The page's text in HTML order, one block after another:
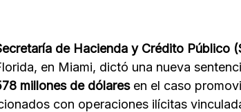
de Hacienda y Crédito Público
en Miami, dictó una nueva
millones de dólaresen el caso
con operaciones ilícitas